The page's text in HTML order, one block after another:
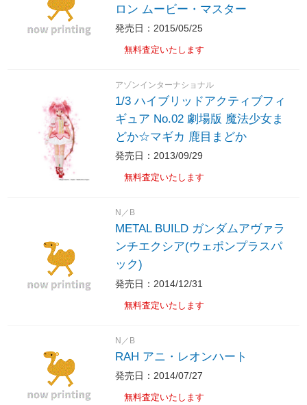
ロン ムービー・マスター
発売日：2015/05/25
無料査定いたします
アゾンインターナショナル
1/3 ハイブリッドアクティブフィ
ギュア No.02 劇場版 魔法少女ま
どか☆マギカ 鹿目まどか
発売日：2013/09/29
無料査定いたします
N／B
METAL BUILD ガンダムアヴァラ
ンチエクシア(ウェポンプラスパ
ック)
発売日：2014/12/31
無料査定いたします
N／B
RAH アニ・レオンハート
発売日：2014/07/27
無料査定いたします